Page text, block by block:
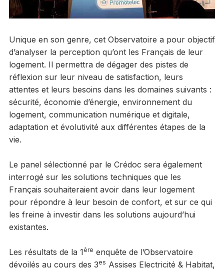
Unique en son genre, cet Observatoire a pour objectif
d’analyser la perception qu’ont les Français de leur
logement. Il permettra de dégager des pistes de
réflexion sur leur niveau de satisfaction, leurs
attentes et leurs besoins dans les domaines suivants :
sécurité, économie d’énergie, environnement du
logement, communication numérique et digitale,
adaptation et évolutivité aux différentes étapes de la
vie.
Le panel sélectionné par le Crédoc sera également
interrogé sur les solutions techniques que les
Français souhaiteraient avoir dans leur logement
pour répondre à leur besoin de confort, et sur ce qui
les freine à investir dans les solutions aujourd’hui
existantes.
Les résultats de la 1ère enquête de l’Observatoire
dévoilés au cours des 3es Assises Electricité & Habitat,